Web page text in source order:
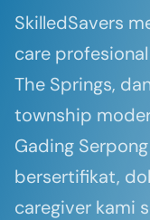
SkilledSavers
care
The Springs,
township
Gading
bersertifikat,
caregiver kami